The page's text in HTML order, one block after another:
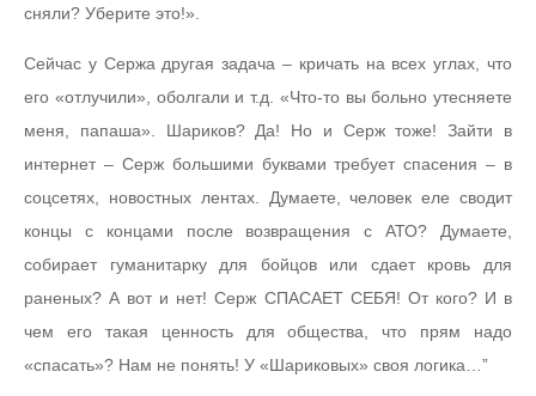
сняли? Уберите это!».
Сейчас у Сержа другая задача – кричать на всех углах, что
его «отлучили», оболгали и т.д. «Что-то вы больно утесняете
меня, папаша». Шариков? Да! Но и Серж тоже! Зайти в
интернет – Серж большими буквами требует спасения – в
соцсетях, новостных лентах. Думаете, человек еле сводит
концы с концами после возвращения с АТО? Думаете,
собирает гуманитарку для бойцов или сдает кровь для
раненых? А вот и нет! Серж СПАСАЕТ СЕБЯ! От кого? И в
чем его такая ценность для общества, что прям надо
«спасать»? Нам не понять! У «Шариковых» своя логика…”